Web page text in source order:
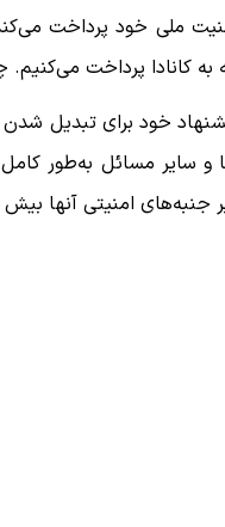
امنیت ملی خود پرداخت
خود برای تبدیل شدن
مسائل به‌طور کامل
امنیتی آنها